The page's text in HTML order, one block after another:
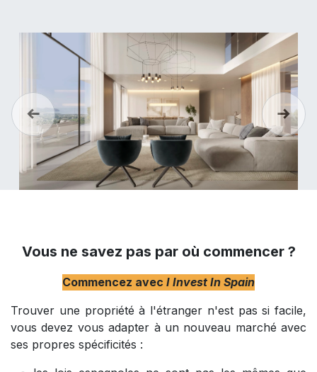
Previous Next
Vous ne savez pas par où commencer ?
Commencez avec I Invest In Spain​
Trouver une propriété à l'étranger n'est pas si facile,
vous devez vous adapter à un nouveau marché avec
ses propres spécificités :